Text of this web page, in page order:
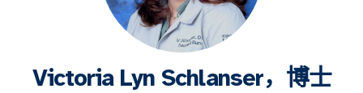
Victoria Lyn Schlanser，博士